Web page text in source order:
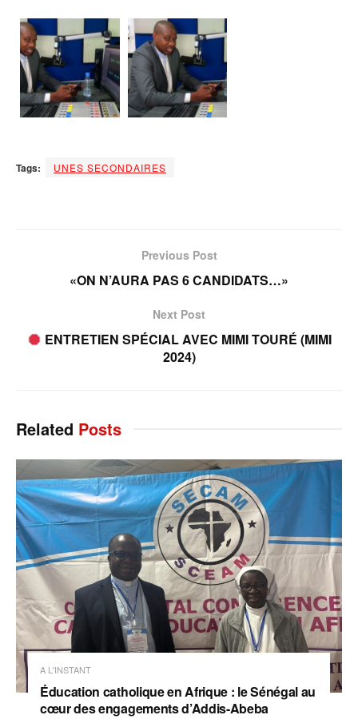
Tags: UNES SECONDAIRES
Previous Post
«ON N’AURA PAS 6 CANDIDATS…»
Next Post
ENTRETIEN SPÉCIAL AVEC MIMI TOURÉ (MIMI
2024)
Related Posts
A L'INSTANT
Éducation catholique en Afrique : le Sénégal au
cœur des engagements d’Addis-Abeba